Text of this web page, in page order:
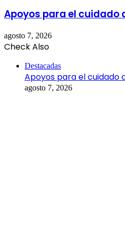
Apoyos para el cuidado
agosto 7, 2026
Check Also
Destacadas
Apoyos para el cuidado
agosto 7, 2026